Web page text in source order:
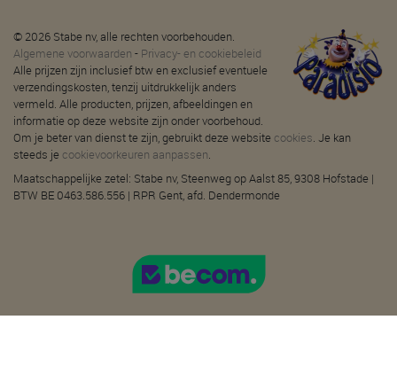
© 2026 Stabe nv, alle rechten voorbehouden.
Algemene voorwaarden - Privacy- en cookiebeleid
Alle prijzen zijn inclusief btw en exclusief eventuele
verzendingskosten, tenzij uitdrukkelijk anders
vermeld. Alle producten, prijzen, afbeeldingen en
informatie op deze website zijn onder voorbehoud.
Om je beter van dienst te zijn, gebruikt deze website cookies. Je kan
steeds je cookievoorkeuren aanpassen.
Maatschappelijke zetel: Stabe nv, Steenweg op Aalst 85, 9308 Hofstade |
BTW BE 0463.586.556 | RPR Gent, afd. Dendermonde